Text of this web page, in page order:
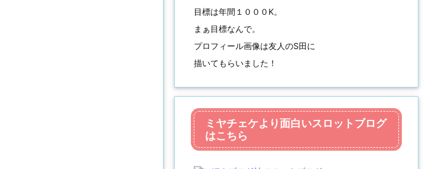
目標は年間１０００K。
まぁ目標なんで。
プロフィール画像は友人のS田に
描いてもらいました！
ミヤチェケより面白いスロットブログ
はこちら